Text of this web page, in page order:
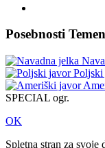
Posebnosti
SPECIAL ogr.
OK
Spletna stran za